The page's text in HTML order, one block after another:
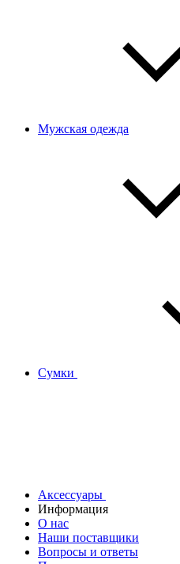
Мужская одежда
Сумки
Аксессуары
Информация
О нас
Наши поставщики
Вопросы и ответы